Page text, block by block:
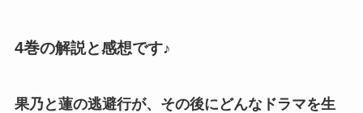
4巻の解説と感想です♪
果乃と蓮の逃避行が、その後にどんなドラマを生